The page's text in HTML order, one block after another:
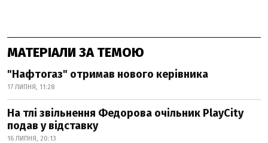
МАТЕРІАЛИ ЗА ТЕМОЮ
"Нафтогаз" отримав нового керівника
17 ЛИПНЯ, 11:28
На тлі звільнення Федорова очільник PlayCity
подав у відставку
16 ЛИПНЯ, 20:13